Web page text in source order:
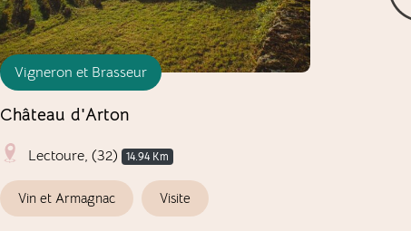
Vigneron et Brasseur
Château d'Arton
Lectoure, (32) 14.94 Km
Vin et Armagnac Visite